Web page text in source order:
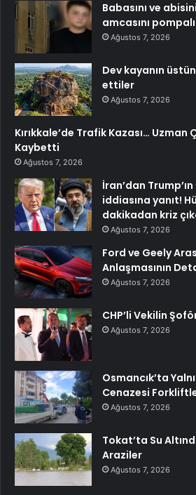
Babasını ve
amcasını
Ağustos 7, 2026
Dev kayanın
ettiler
Ağustos 7, 2026
Kırıkkale’de Trafik Kazası… Uzman
Kaybetti
Ağustos 7, 2026
İran’dan
iddiasına yanıt!
dakikadan kriz
Ağustos 7, 2026
Ford ve Geely
Anlaşmasının
Ağustos 7, 2026
CHP’li Vekilin
Ağustos 7, 2026
Osmancık’ta
Cenazesi
Ağustos 7, 2026
Tokat’ta Su
Araziler
Ağustos 7, 2026